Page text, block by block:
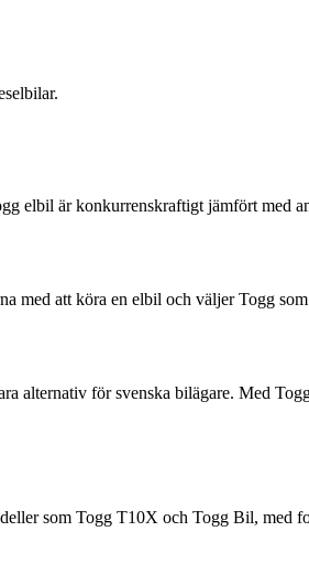
elbil är konkurrenskraftigt jämfört med
med att köra en elbil och väljer Togg
alternativ för svenska bilägare. Med
som Togg T10X och Togg Bil, med